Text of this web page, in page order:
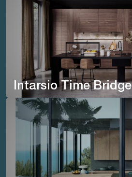
Intarsio Time Bridge